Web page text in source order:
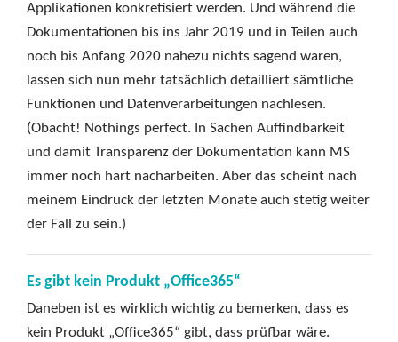
Applikationen konkretisiert werden. Und während die
Dokumentationen bis ins Jahr 2019 und in Teilen auch
noch bis Anfang 2020 nahezu nichts sagend waren,
lassen sich nun mehr tatsächlich detailliert sämtliche
Funktionen und Datenverarbeitungen nachlesen.
(Obacht! Nothings perfect. In Sachen Auffindbarkeit
und damit Transparenz der Dokumentation kann MS
immer noch hart nacharbeiten. Aber das scheint nach
meinem Eindruck der letzten Monate auch stetig weiter
der Fall zu sein.)
Es gibt kein Produkt „Office365“
Daneben ist es wirklich wichtig zu bemerken, dass es
kein Produkt „Office365“ gibt, dass prüfbar wäre.